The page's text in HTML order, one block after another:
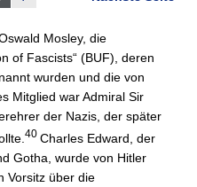
Mosley, die
of Fascists“ (BUF), deren
wurden und die von
Mitglied war Admiral Sir
der Nazis, der später
40 Charles Edward, der
Gotha, wurde von Hitler
Vorsitz über die